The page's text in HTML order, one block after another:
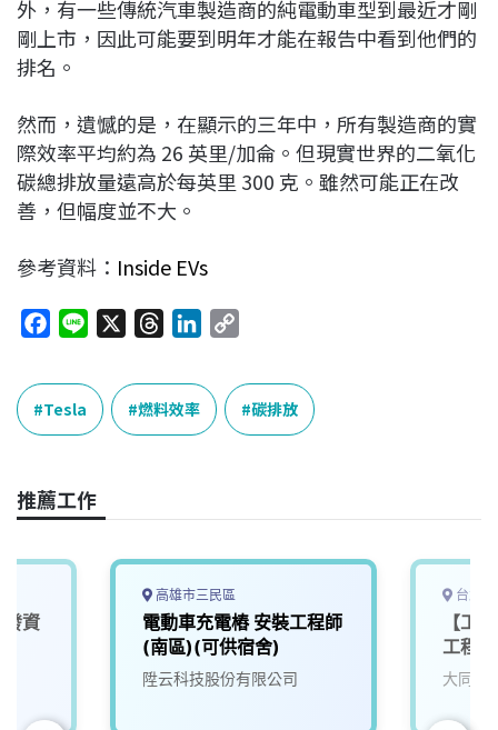
外，有一些傳統汽車製造商的純電動車型到最近才剛
剛上市，因此可能要到明年才能在報告中看到他們的
排名。
然而，遺憾的是，在顯示的三年中，所有製造商的實
際效率平均約為 26 英里/加侖。但現實世界的二氧化
碳總排放量遠高於每英里 300 克。雖然可能正在改
善，但幅度並不大。
參考資料： Inside EVs
c
e
b
o
k
n
r
e
a
n
e
n
p
y
L
k
Tesla 燃料效率 碳排放
推薦工作
資
高雄市三民區
電動車充電樁 安裝工程師
(南區)(可供宿舍)
陞云科技股份有限公司
台北
【工
工程
大同智